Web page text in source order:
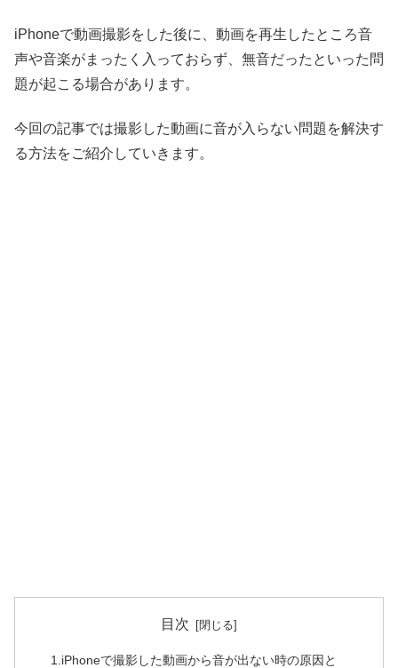
iPhoneで動画撮影をした後に、動画を再生したところ音
声や音楽がまったく入っておらず、無音だったといった問
題が起こる場合があります。
今回の記事では撮影した動画に音が入らない問題を解決す
る方法をご紹介していきます。
目次
1.iPhoneで撮影した動画から音が出ない時の原因と